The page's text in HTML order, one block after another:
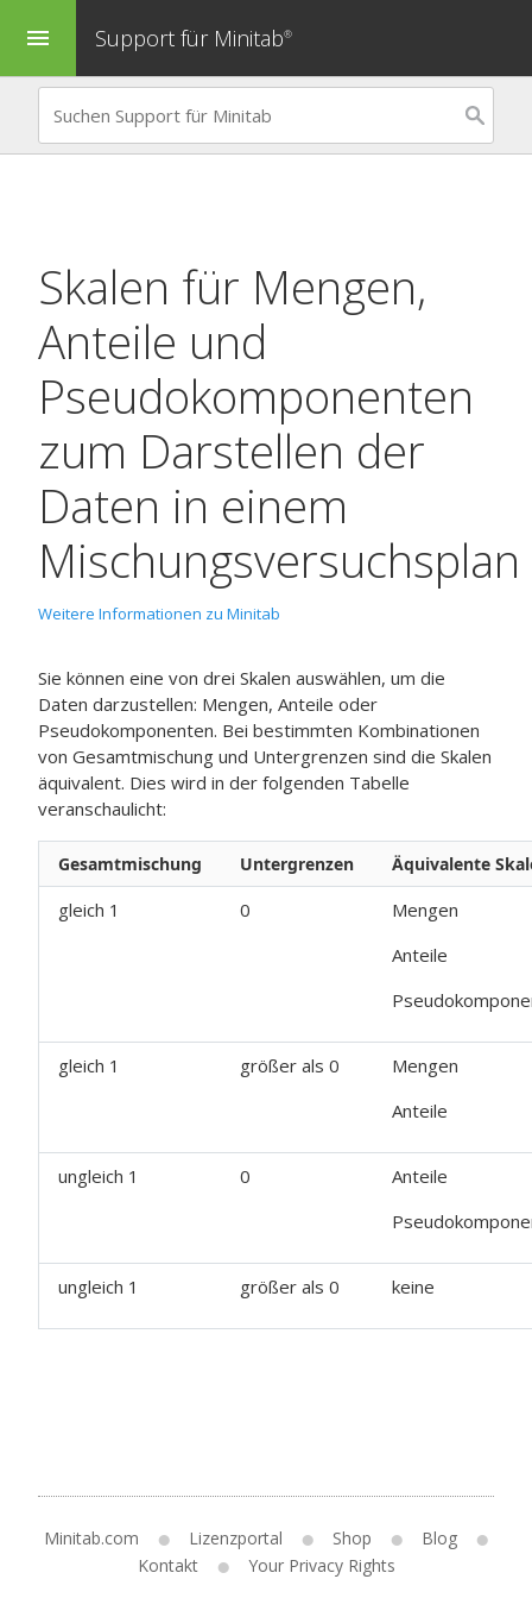
menu Support für Minitab®
Skalen für Mengen,
Anteile und
Pseudokomponenten
zum Darstellen der
Daten in einem
Mischungsversuchsplan
Weitere Informationen zu Minitab
Sie können eine von drei Skalen auswählen, um die
Daten darzustellen: Mengen, Anteile oder
Pseudokomponenten. Bei bestimmten Kombinationen
von Gesamtmischung und Untergrenzen sind die Skalen
äquivalent. Dies wird in der folgenden Tabelle
veranschaulicht:
Gesamtmischung Untergrenzen Äquivalente
gleich 1 0
Mengen
Anteile
gleich 1 größer als 0
Mengen
Anteile
ungleich 1 0
Anteile
ungleich 1 größer als 0 keine
Minitab.com Lizenzportal Shop
Blog
Kontakt
Your Privacy Rights